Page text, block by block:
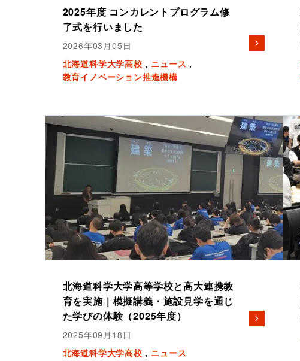
2025年度 コンカレントプログラム修
了式を行いました
2026年03月05日
北海道科学大学高校
ニュース
教育イノベーション推進機構
北海道科学大学高等学校と高大連携教
育を実施｜模擬講義・施設見学を通じ
た学びの体験（2025年度）
2025年09月18日
北海道科学大学高校
ニュース